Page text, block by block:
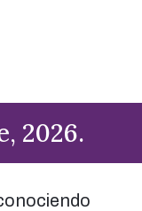
2026.